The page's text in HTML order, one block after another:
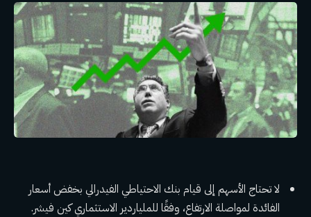
لا تحتاج الأسهم إلى قيام بنك الاحتياطي الفيدرالي بخفض أسعار
الفائدة لمواصلة الارتفاع، وفقًا للملياردير الاستثماري كين فيشر.